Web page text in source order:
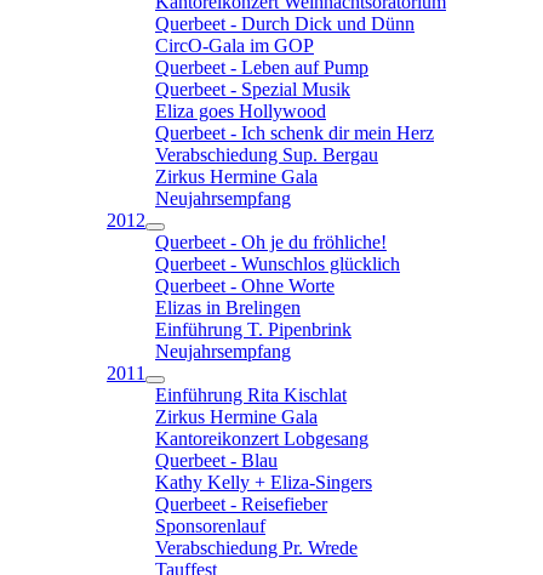
Querbeet - Durch Dick und Dünn
CircO-Gala im GOP
Querbeet - Leben auf Pump
Querbeet - Spezial Musik
Eliza goes Hollywood
Querbeet - Ich schenk dir mein Herz
Verabschiedung Sup. Bergau
Zirkus Hermine Gala
Neujahrsempfang
2012
Querbeet - Oh je du fröhliche!
Querbeet - Wunschlos glücklich
Querbeet - Ohne Worte
Elizas in Brelingen
Einführung T. Pipenbrink
Neujahrsempfang
2011
Einführung Rita Kischlat
Zirkus Hermine Gala
Kantoreikonzert Lobgesang
Querbeet - Blau
Kathy Kelly + Eliza-Singers
Querbeet - Reisefieber
Sponsorenlauf
Verabschiedung Pr. Wrede
Tauffest